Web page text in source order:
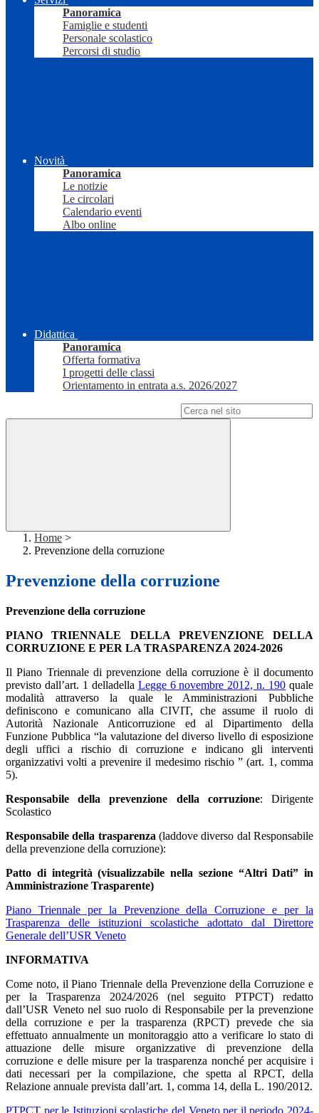
Panoramica
Famiglie e studenti
Personale scolastico
Percorsi di studio
Novità
Panoramica
Le notizie
Le circolari
Calendario eventi
Albo online
Didattica
Panoramica
Offerta formativa
I progetti delle classi
Orientamento in entrata a.s. 2026/2027
Home >
Prevenzione della corruzione
Prevenzione della corruzione
Prevenzione della corruzione
PIANO TRIENNALE DELLA PREVENZIONE DELLA
CORRUZIONE E PER LA TRASPARENZA 2024-2026
Il Piano Triennale di prevenzione della corruzione è il documento
previsto dall’art. 1 delladella Legge 6 novembre 2012, n. 190 quale
modalità attraverso la quale le Amministrazioni Pubbliche
definiscono e comunicano alla CIVIT, che assume il ruolo di
Autorità Nazionale Anticorruzione ed al Dipartimento della
Funzione Pubblica “la valutazione del diverso livello di esposizione
degli uffici a rischio di corruzione e indicano gli interventi
organizzativi volti a prevenire il medesimo rischio ” (art. 1, comma
5).
Responsabile della prevenzione della corruzione: Dirigente
Scolastico
Responsabile della trasparenza (laddove diverso dal Responsabile
della prevenzione della corruzione):
Patto di integrità (visualizzabile nella sezione “Altri Dati” in
Amministrazione Trasparente)
Piano Triennale per la Prevenzione della Corruzione e per la
Trasparenza delle istituzioni scolastiche adottato dal Direttore
Generale dell’USR Veneto
INFORMATIVA
Come noto, il Piano Triennale della Prevenzione della Corruzione e
per la Trasparenza 2024/2026 (nel seguito PTPCT) redatto
dall’USR Veneto nel suo ruolo di Responsabile per la prevenzione
della corruzione e per la trasparenza (RPCT) prevede che sia
effettuato annualmente un monitoraggio atto a verificare lo stato di
attuazione delle misure organizzative di prevenzione della
corruzione e delle misure per la trasparenza nonché per acquisire i
dati necessari per la compilazione, che spetta al RPCT, della
Relazione annuale prevista dall’art. 1, comma 14, della L. 190/2012.